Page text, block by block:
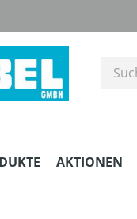
AKTIONEN